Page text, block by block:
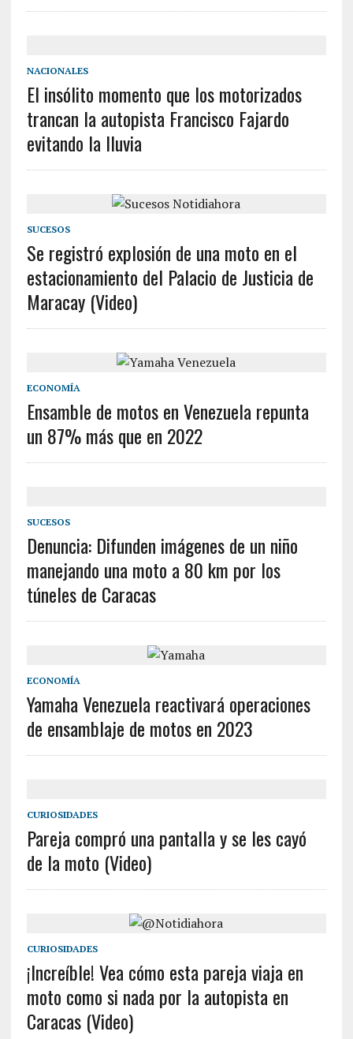
NACIONALES
El insólito momento que los motorizados
trancan la autopista Francisco Fajardo
evitando la lluvia
SUCESOS
Se registró explosión de una moto en el
estacionamiento del Palacio de Justicia de
Maracay (Video)
ECONOMÍA
Ensamble de motos en Venezuela repunta
un 87% más que en 2022
SUCESOS
Denuncia: Difunden imágenes de un niño
manejando una moto a 80 km por los
túneles de Caracas
ECONOMÍA
Yamaha Venezuela reactivará operaciones
de ensamblaje de motos en 2023
CURIOSIDADES
Pareja compró una pantalla y se les cayó
de la moto (Video)
CURIOSIDADES
¡Increíble! Vea cómo esta pareja viaja en
moto como si nada por la autopista en
Caracas (Video)